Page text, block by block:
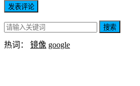
搜索
热词： 镜像 google